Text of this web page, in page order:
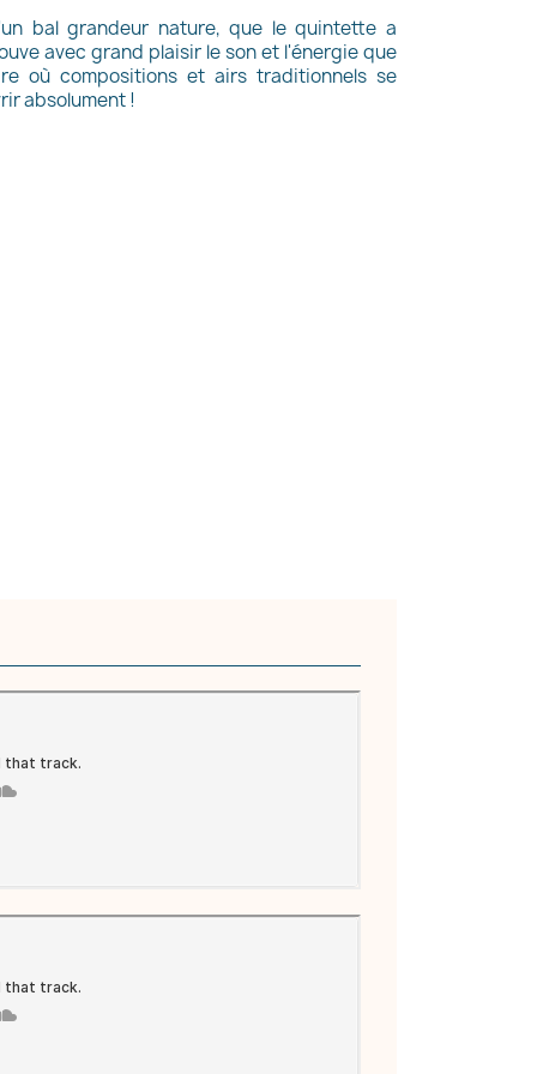
bal grandeur nature, que le quintette a
avec grand plaisir le son et l'énergie que
où compositions et airs traditionnels se
absolument !